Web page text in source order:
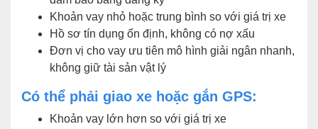
Khoản vay nhỏ hoặc trung bình so với giá trị xe
Hồ sơ tín dụng ổn định, không có nợ xấu
Đơn vị cho vay ưu tiên mô hình giải ngân nhanh,
không giữ tài sản vật lý
Có thể phải giao xe hoặc gắn GPS:
Khoản vay lớn hơn so với giá trị xe